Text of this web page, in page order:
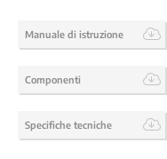
Manuale di istruzione
Componenti
Specifiche tecniche